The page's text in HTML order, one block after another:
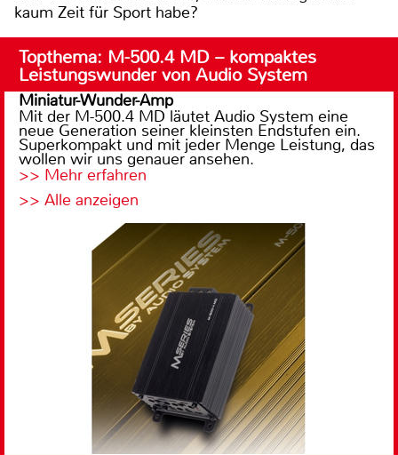
kaum Zeit für Sport habe?
Topthema: M-500.4 MD – kompaktes
Leistungswunder von Audio System
Miniatur-Wunder-Amp
Mit der M-500.4 MD läutet Audio System eine
neue Generation seiner kleinsten Endstufen ein.
Superkompakt und mit jeder Menge Leistung, das
wollen wir uns genauer ansehen.
>> Mehr erfahren
>> Alle anzeigen